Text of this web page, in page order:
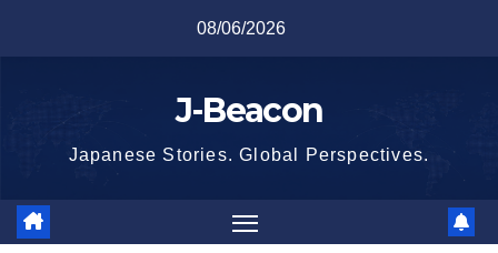
08/06/2026
J-Beacon
Japanese Stories. Global Perspectives.